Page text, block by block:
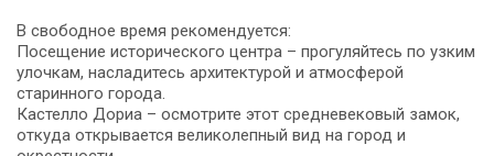
В свободное время рекомендуется:
Посещение исторического центра – прогуляйтесь по узким
улочкам, насладитесь архитектурой и атмосферой
старинного города.
Кастелло Дориа – осмотрите этот средневековый замок,
откуда открывается великолепный вид на город и